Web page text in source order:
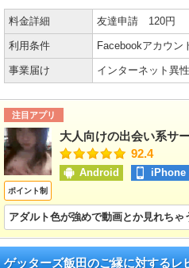
料金詳細 友達申請 120円
利用条件 Facebookアカウン
事業届け インターネット異
注目アプリ
ポイント制
大人向けの出会い系サ
92.4
Android iPhone
アダルト色が強めで動画とか見れちゃ
ゲッターズ飯田のご縁に対するレ